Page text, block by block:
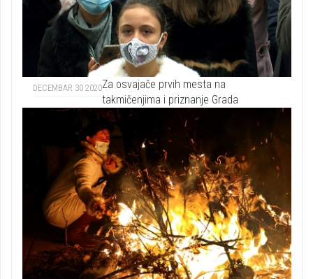
DECEMBAR 30 2020Za osvajače prvih mesta na
takmičenjima i priznanje Grada